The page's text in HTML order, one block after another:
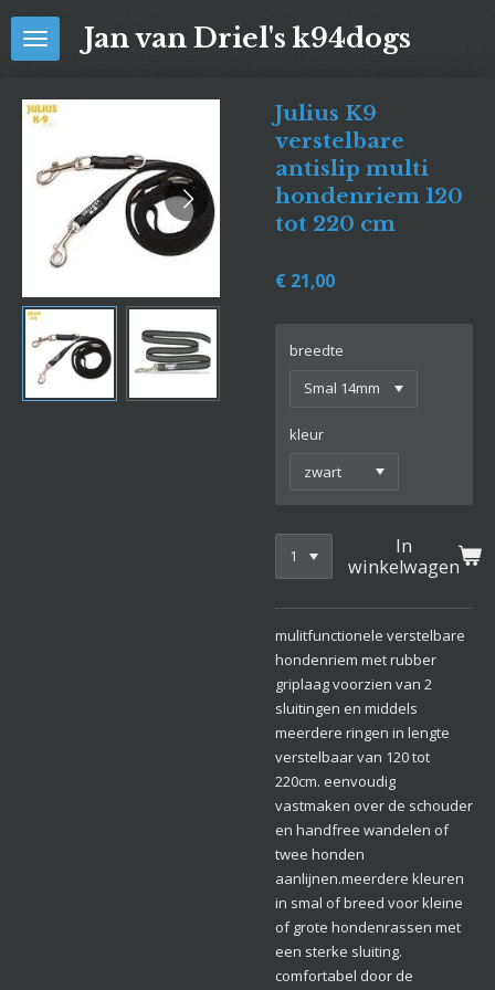
Ga
direct
hoofdinhoud
Jan van Driel's k94dogs
Julius K9
verstelbare
antislip multi
hondenriem 120
tot 220 cm
€ 21,00
breedte
kleur
In
winkelwagen
mulitfunctionele verstelbare
hondenriem met rubber
griplaag voorzien van 2
sluitingen en middels
meerdere ringen in lengte
verstelbaar van 120 tot
220cm. eenvoudig
vastmaken over de schouder
en handfree wandelen of
twee honden
aanlijnen.meerdere kleuren
in smal of breed voor kleine
of grote hondenrassen met
een sterke sluiting.
comfortabel door de